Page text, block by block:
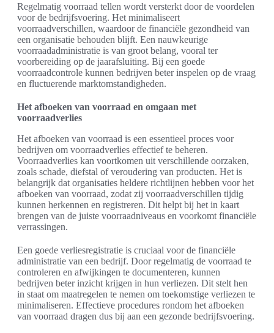
Regelmatig voorraad tellen wordt versterkt door de voordelen
voor de bedrijfsvoering. Het minimaliseert
voorraadverschillen, waardoor de financiële gezondheid van
een organisatie behouden blijft. Een nauwkeurige
voorraadadministratie is van groot belang, vooral ter
voorbereiding op de jaarafsluiting. Bij een goede
voorraadcontrole kunnen bedrijven beter inspelen op de vraag
en fluctuerende marktomstandigheden.
Het afboeken van voorraad en omgaan met
voorraadverlies
Het afboeken van voorraad is een essentieel proces voor
bedrijven om voorraadverlies effectief te beheren.
Voorraadverlies kan voortkomen uit verschillende oorzaken,
zoals schade, diefstal of veroudering van producten. Het is
belangrijk dat organisaties heldere richtlijnen hebben voor het
afboeken van voorraad, zodat zij voorraadverschillen tijdig
kunnen herkennen en registreren. Dit helpt bij het in kaart
brengen van de juiste voorraadniveaus en voorkomt financiële
verrassingen.
Een goede verliesregistratie is cruciaal voor de financiële
administratie van een bedrijf. Door regelmatig de voorraad te
controleren en afwijkingen te documenteren, kunnen
bedrijven beter inzicht krijgen in hun verliezen. Dit stelt hen
in staat om maatregelen te nemen om toekomstige verliezen te
minimaliseren. Effectieve procedures rondom het afboeken
van voorraad dragen dus bij aan een gezonde bedrijfsvoering.